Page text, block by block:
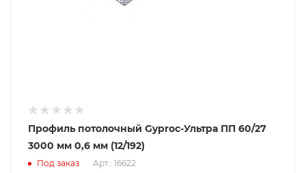
Профиль потолочный Gyproc-Ультра ПП 60/27
3000 мм 0,6 мм (12/192)
Под заказ Арт.: 16622